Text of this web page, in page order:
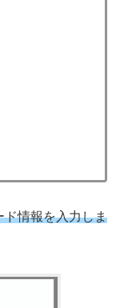
ド情報を入力しま